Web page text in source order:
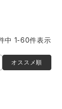
事株式会社
オススメ順
中 1-60件表示